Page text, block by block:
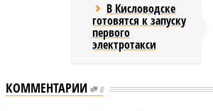
В Кисловодске
готовятся к запуску
первого
электротакси
КОММЕНТАРИИ 0